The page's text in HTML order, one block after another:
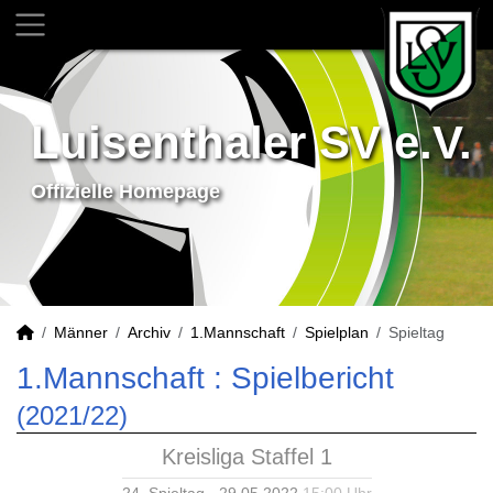
Luisenthaler SV e.V.
Offizielle Homepage
Männer Archiv 1.Mannschaft Spielplan Spieltag
1.Mannschaft : Spielbericht
(2021/22)
Kreisliga Staffel 1